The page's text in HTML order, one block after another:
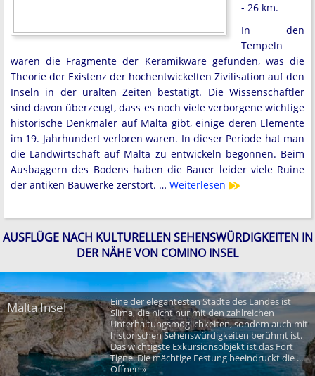
- 26 km.
In den
Tempeln
waren die Fragmente der Keramikware gefunden, was die
Theorie der Existenz der hochentwickelten Zivilisation auf den
Inseln in der uralten Zeiten bestätigt. Die Wissenschaftler
sind davon überzeugt, dass es noch viele verborgene wichtige
historische Denkmäler auf Malta gibt, einige deren Elemente
im 19. Jahrhundert verloren waren. In dieser Periode hat man
die Landwirtschaft auf Malta zu entwickeln begonnen. Beim
Ausbaggern des Bodens haben die Bauer leider viele Ruine
der antiken Bauwerke zerstört. … Weiterlesen
AUSFLÜGE NACH KULTURELLEN SEHENSWÜRDIGKEITEN IN
DER NÄHE VON COMINO INSEL
Malta Insel
Eine der elegantesten Städte des Landes ist
Slima, die nicht nur mit den zahlreichen
Unterhaltungsmöglichkeiten, sondern auch mit
historischen Sehenswürdigkeiten berühmt ist.
Das wichtigste Exkursionsobjekt ist das Fort
Tigne. Die mächtige Festung beeindruckt die ...
Öffnen »